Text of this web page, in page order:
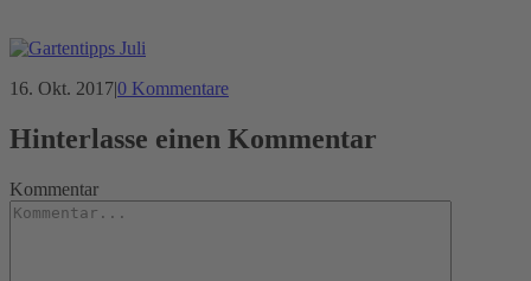
16. Okt. 2017|0 Kommentare
Hinterlasse einen Kommentar
Kommentar